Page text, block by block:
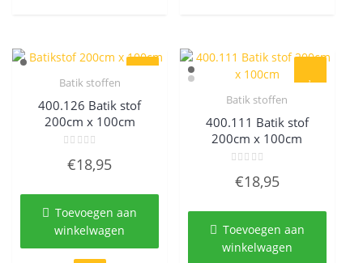
Batik stoffen
400.126 Batik stof
200cm x 100cm
0€18,95
Toevoegen aan
winkelwagen
Batik stoffen
400.111 Batik stof
200cm x 100cm
0€18,95
Toevoegen aan
winkelwagen